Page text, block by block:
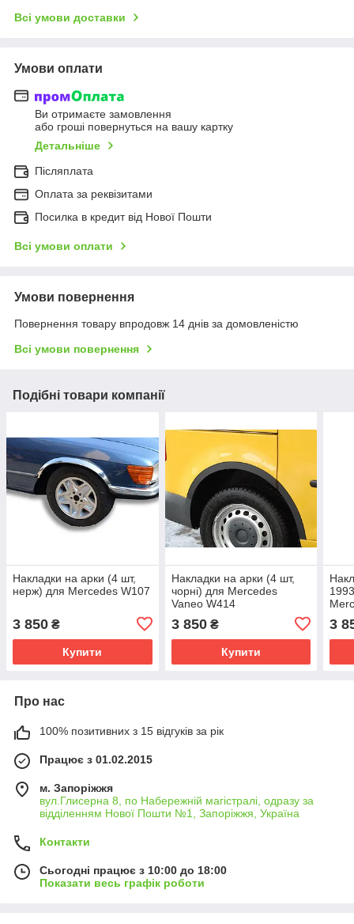
Всі умови доставки
Умови оплати
Ви отримаєте замовлення
або гроші повернуться на вашу картку
Детальніше
Післяплата
Оплата за реквізитами
Посилка в кредит від Нової Пошти
Всі умови оплати
Умови повернення
Повернення товару впродовж 14 днів за домовленістю
Всі умови повернення
Подібні товари компанії
Накладки на арки (4 шт,
нерж) для Mercedes W107
3 850 ₴
Купити
Накладки на арки (4 шт,
чорні) для Mercedes
Vaneo W414
3 850₴
Купити
3
Про нас
100% позитивних з 15 відгуків за рік
Працює з 01.02.2015
м. Запоріжжя
вул.Глисерна 8, по Набережній магістралі, одразу за
відділенням Нової Пошти №1, Запоріжжя, Україна
Контакти
Сьогодні працює з 10:00 до 18:00
Показати весь графік роботи